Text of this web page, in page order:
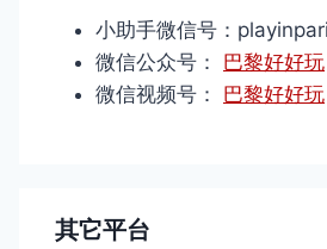
小助手微信号：
微信公众号： 巴黎好好玩
微信视频号： 巴黎好好玩
其它平台